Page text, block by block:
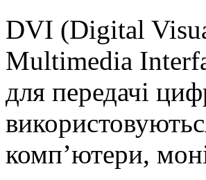
DVI (Digital
Multimedia
для передачі
комп’ютери,